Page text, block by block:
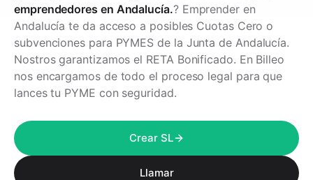
emprendedores en Andalucía.? Emprender en
Andalucía te da acceso a posibles Cuotas Cero o
subvenciones para PYMES de la Junta de Andalucía.
Nostros garantizamos el RETA Bonificado. En Billeo
nos encargamos de todo el proceso legal para que
lances tu PYME con seguridad.
Crear SL
Llamar